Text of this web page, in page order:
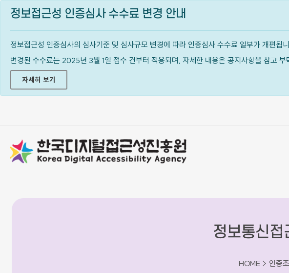
정보접근성 인증심사 수수료 변경 안내
정보접근성 인증심사의 심사기준 및 심사규모 변경에 따라 인증심사 수수료 일부가 개편됩
변경된 수수료는 2025년 3월 1일 접수 건부터 적용되며, 자세한 내용은 공지사항을 참고 부
자세히 보기
정보통신
HOME > 인증